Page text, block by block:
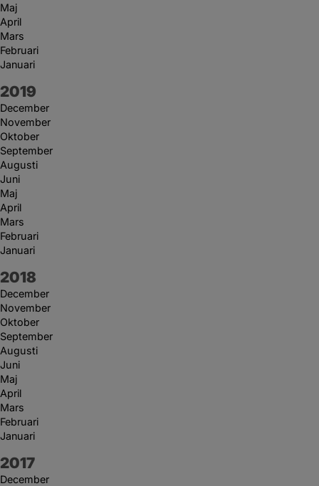
Maj
April
Mars
Februari
Januari
År:
2019
December
November
Oktober
September
Augusti
Juni
Maj
April
Mars
Februari
Januari
År:
2018
December
November
Oktober
September
Augusti
Juni
Maj
April
Mars
Februari
Januari
År:
2017
December